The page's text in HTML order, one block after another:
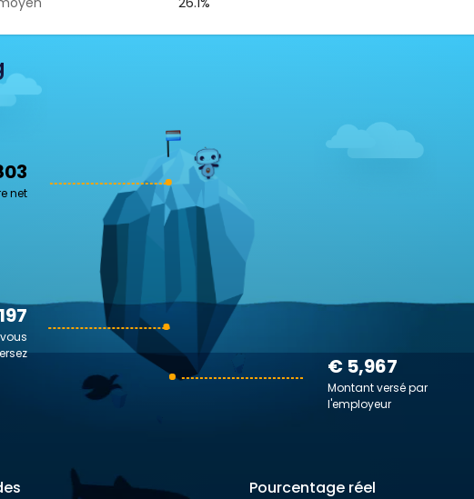
net
€ 5,967
Montant versé par
l'employeur
Pourcentage réel